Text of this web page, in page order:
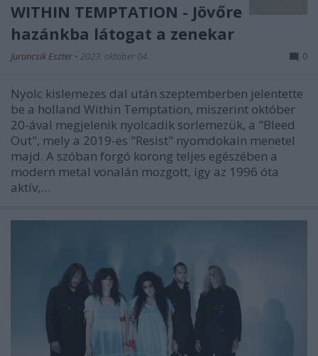
WITHIN TEMPTATION - Jövőre
hazánkba látogat a zenekar
Jurancsik Eszter • 2023. október 04. 0
Nyolc kislemezes dal után szeptemberben jelentette
be a holland Within Temptation, miszerint október
20-ával megjelenik nyolcadik sorlemezük, a "Bleed
Out", mely a 2019-es "Resist" nyomdokain menetel
majd. A szóban forgó korong teljes egészében a
modern metal vonalán mozgott, így az 1996 óta
aktív,…